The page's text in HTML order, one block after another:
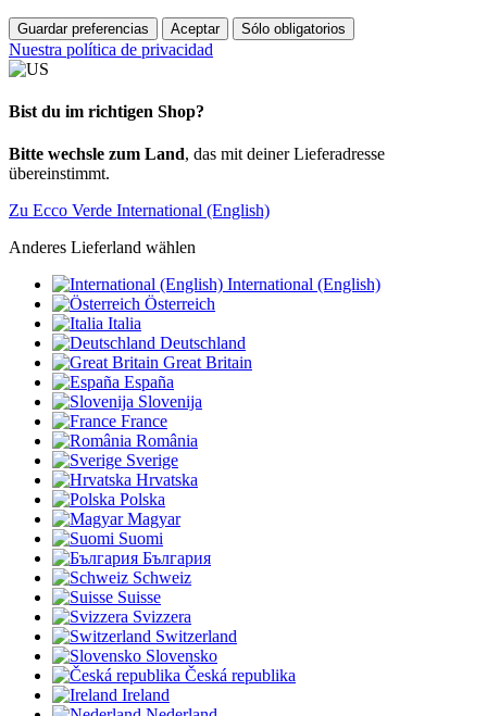
Guardar preferencias Aceptar Sólo obligatorios
Nuestra política de privacidad
Bist du im richtigen Shop?
Bitte wechsle zum Land, das mit deiner Lieferadresse
übereinstimmt.
Zu Ecco Verde International (English)
Anderes Lieferland wählen
International (English)
Österreich
Italia
Deutschland
Great Britain
España
Slovenija
France
România
Sverige
Hrvatska
Polska
Magyar
Suomi
България
Schweiz
Suisse
Svizzera
Switzerland
Slovensko
Česká republika
Ireland